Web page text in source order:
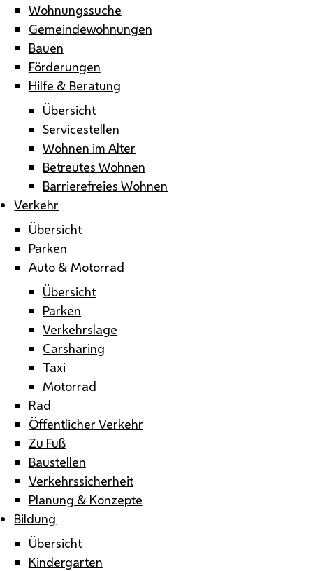
Wohnungssuche
Gemeindewohnungen
Bauen
Förderungen
Hilfe & Beratung
Übersicht
Servicestellen
Wohnen im Alter
Betreutes Wohnen
Barrierefreies Wohnen
Verkehr
Übersicht
Parken
Auto & Motorrad
Übersicht
Parken
Verkehrslage
Carsharing
Taxi
Motorrad
Rad
Öffentlicher Verkehr
Zu Fuß
Baustellen
Verkehrssicherheit
Planung & Konzepte
Bildung
Übersicht
Kindergarten